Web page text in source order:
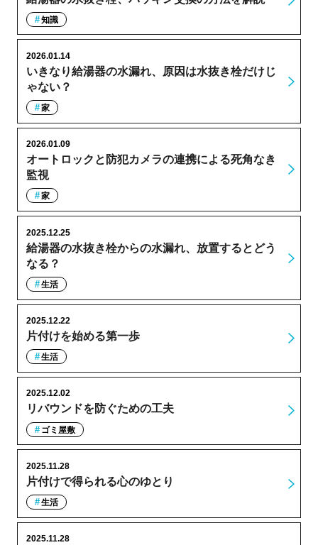
知識
いきなり給湯器の水漏れ、原因は水抜き栓だけじ
ゃない？
2026.01.14
家
オートロックと防犯カメラの連携による死角なき
監視
2026.01.09
家
給湯器の水抜き栓からの水漏れ、放置するとどう
なる？
2025.12.25
生活
片付けを始める第一歩
2025.12.22
生活
リバウンドを防ぐための工夫
2025.12.02
ゴミ屋敷
片付けで得られる心のゆとり
2025.11.28
生活
2025.11.28